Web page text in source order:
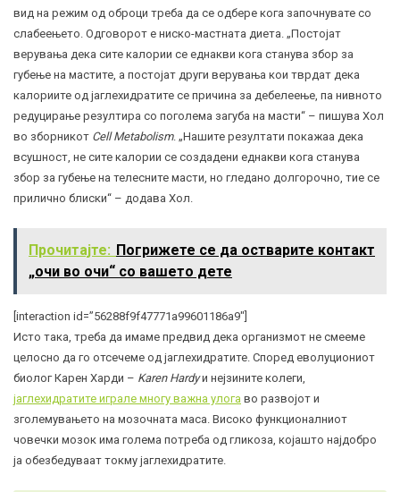
вид на режим од оброци треба да се одбере кога започнувате со
слабеењето. Одговорот е ниско-мастната диета. „Постојат
верувања дека сите калории се еднакви кога станува збор за
губење на мастите, а постојат други верувања кои тврдат дека
калориите од јаглехидратите се причина за дебелеење, па нивното
редуцирање резултира со поголема загуба на масти“ – пишува Хол
во зборникот Cell Metabolism. „Нашите резултати покажаа дека
всушност, не сите калории се создадени еднакви кога станува
збор за губење на телесните масти, но гледано долгорочно, тие се
прилично блиски“ – додава Хол.
Прочитајте: Погрижете се да остварите контакт
„очи во очи“ со вашето дете
[interaction id=”56288f9f47771a99601186a9″]
Исто така, треба да имаме предвид дека организмот не смееме
целосно да го отсечеме од јаглехидратите. Според еволуциониот
биолог Карен Харди – Karen Hardyи нејзините колеги,
јаглехидратите играле многу важна улога во развојот и
зголемувањето на мозочната маса. Високо функционалниот
човечки мозок има голема потреба од гликоза , којашто најдобро
ја обезбедуваат токму јаглехидратите.